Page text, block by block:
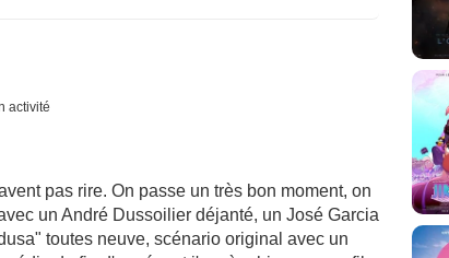
activité
pas rire. On passe un très bon moment, on
un André Dussoilier déjanté, un José Garcia
toutes neuve, scénario original avec un